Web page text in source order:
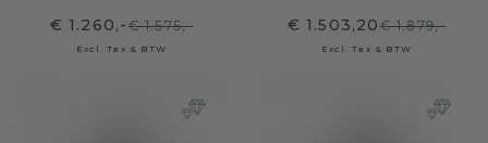
€ 1.260,-€ 1.575,-
Excl. Tax & BTW
€ 1.503,20€ 1.879,-
Excl. Tax & BTW